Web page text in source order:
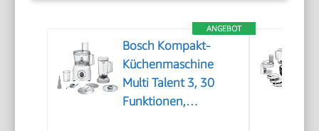
ANGEBOT
Bosch Kompakt-
Küchenmaschine
Multi Talent 3, 30
Funktionen,